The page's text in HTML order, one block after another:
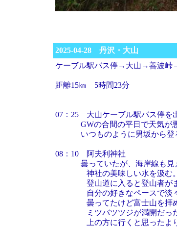
2025-04-28 丹沢・大山
ケーブル駅バス停→大山→善波峠
距離15㎞ 5時間23分
07：25 大山ケーブル駅バス停を
GWの合間の平日で天気が悪
いつものように男坂か
08：10 阿夫利神社
曇っていたが、海岸線も見
神社の美味しい水を汲む。
登山道に入ると登山者がまば
自分の好きなペースで淡々
曇ってたけど富士山を拝め
ミツバツツジが満開だった。
上の方に行くと思ったより